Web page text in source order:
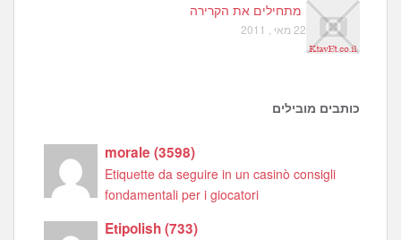
מתחילים את הקרירה
22 מאי , 2011
כותבים מובילים
morale(3598)
Etiquette da seguire in un casinò consigli
fondamentali per i giocatori
Etipolish(733)